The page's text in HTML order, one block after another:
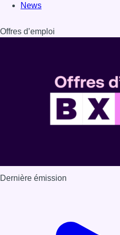
News
Offres d’emploi
Dernière émission